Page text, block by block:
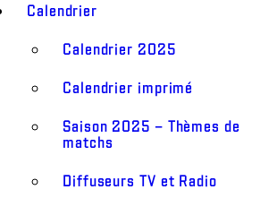
Calendrier
Calendrier 2025
Calendrier imprimé
Saison 2025 – Thèmes de
matchs
Diffuseurs TV et Radio